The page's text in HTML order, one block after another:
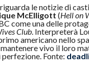
le notizie di
McElligott (Hell on
come una delle
Club. Interpreterà
americano nello
vivo il loro
Fonte: